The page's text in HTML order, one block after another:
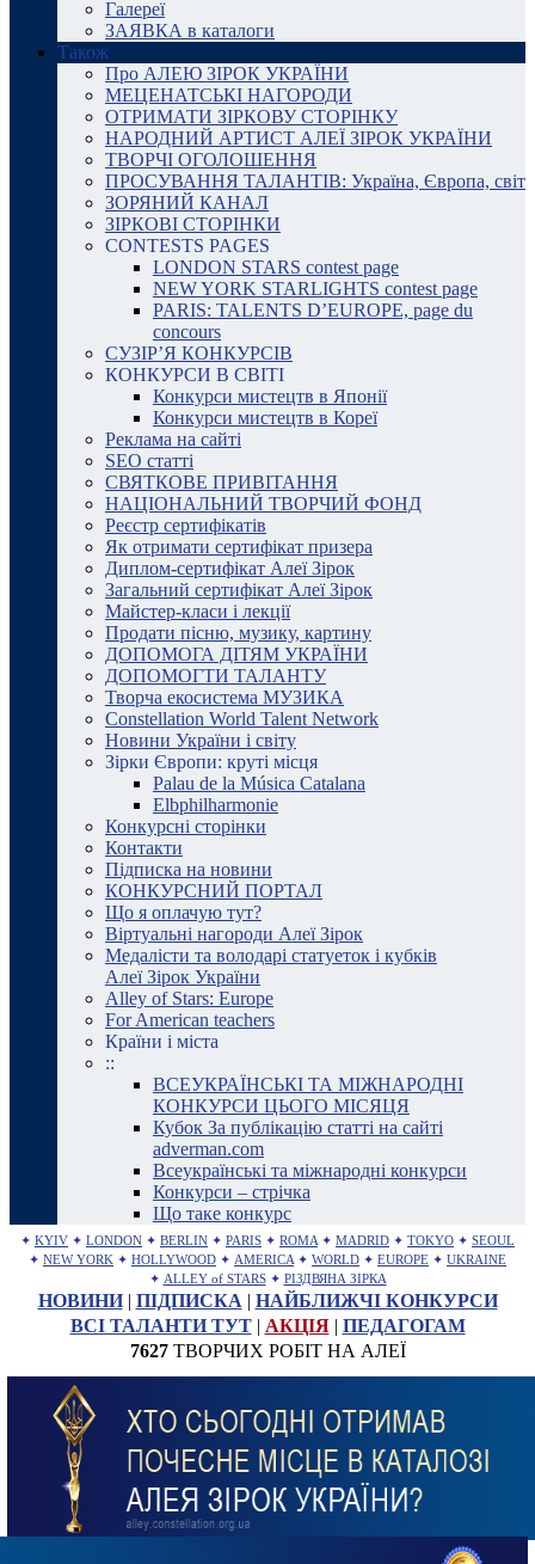
Галереї
ЗАЯВКА в каталоги
Також
Про АЛЕЮ ЗІРОК УКРАЇНИ
МЕЦЕНАТСЬКІ НАГОРОДИ
ОТРИМАТИ ЗІРКОВУ СТОРІНКУ
НАРОДНИЙ АРТИСТ АЛЕЇ ЗІРОК УКРАЇНИ
ТВОРЧІ ОГОЛОШЕННЯ
ПРОСУВАННЯ ТАЛАНТІВ: Україна, Європа, світ
ЗОРЯНИЙ КАНАЛ
ЗІРКОВІ СТОРІНКИ
CONTESTS PAGES
LONDON STARS contest page
NEW YORK STARLIGHTS contest page
PARIS: TALENTS D’EUROPE, page du
concours
СУЗІР’Я КОНКУРСІВ
КОНКУРСИ В СВІТІ
Конкурси мистецтв в Японії
Конкурси мистецтв в Кореї
Реклама на сайті
SEO статті
СВЯТКОВЕ ПРИВІТАННЯ
НАЦІОНАЛЬНИЙ ТВОРЧИЙ ФОНД
Реєстр сертифікатів
Як отримати сертифікат призера
Диплом-сертифікат Алеї Зірок
Загальний сертифікат Алеї Зірок
Майстер-класи і лекції
Продати пісню, музику, картину
ДОПОМОГА ДІТЯМ УКРАЇНИ
ДОПОМОГТИ ТАЛАНТУ
Творча екосистема МУЗИКА
Constellation World Talent Network
Новини України і світу
Зірки Європи: круті місця
Palau de la Música Catalana
Elbphilharmonie
Конкурсні сторінки
Контакти
Підписка на новини
КОНКУРСНИЙ ПОРТАЛ
Що я оплачую тут?
Віртуальні нагороди Алеї Зірок
Медалісти та володарі статуеток і кубків
Алеї Зірок України
Alley of Stars: Europe
For American teachers
Країни і міста
::
ВСЕУКРАЇНСЬКІ ТА МІЖНАРОДНІ
КОНКУРСИ ЦЬОГО МІСЯЦЯ
Кубок За публікацію статті на сайті
adverman.com
Всеукраїнські та міжнародні конкурси
Конкурси – стрічка
Що таке конкурс
✦ KYIV ✦ LONDON ✦ BERLIN ✦ PARIS ✦ ROMA ✦ MADRID ✦ TOKYO ✦ SEOUL
✦ NEW YORK ✦ HOLLYWOOD ✦ AMERICA ✦ WORLD ✦ EUROPE ✦ UKRAINE
✦ ALLEY of STARS ✦ РІЗДВЯНА ЗІРКА
НОВИНИ| ПІДПИСКА | НАЙБЛИЖЧІ КОНКУРСИ
ВСІ ТАЛАНТИ ТУТ| АКЦІЯ| ПЕДАГОГАМ
7627ТВОРЧИХ РОБІТ НА АЛЕЇ